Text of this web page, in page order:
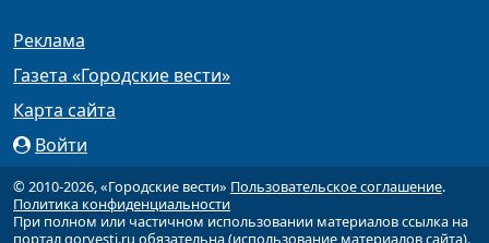
Реклама
Газета «Городские вести»
Карта сайта
Войти
© 2010-2026, «Городские вести» Пользовательское соглашение.
Политика конфиденциальности
При полном или частичном использовании материалов ссылка на